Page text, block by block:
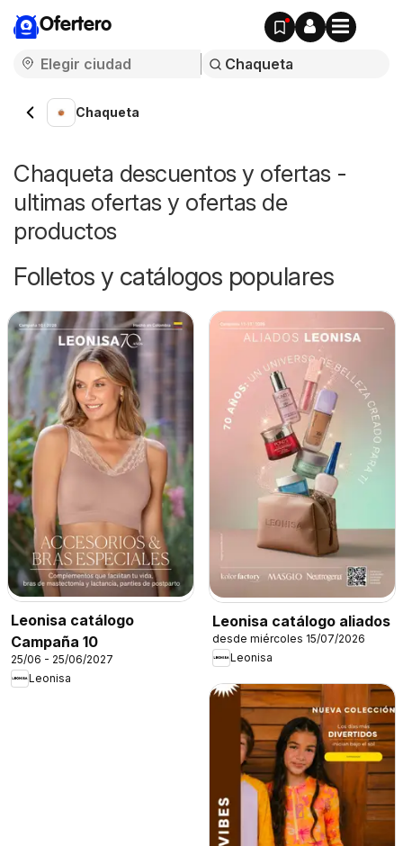
Ofertero
Chaqueta
Chaqueta descuentos y ofertas -
ultimas ofertas y ofertas de
productos
Folletos y catálogos populares
Leonisa catálogo
Campaña 10
25/06 - 25/06/2027
Leonisa
Leonisa catálogo aliados
desde miércoles 15/07/2026
Leonisa